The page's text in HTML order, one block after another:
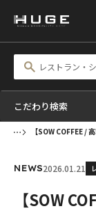
こだわり検索
【SOW COFFEE /
NEWS2026.01.21
【SOW